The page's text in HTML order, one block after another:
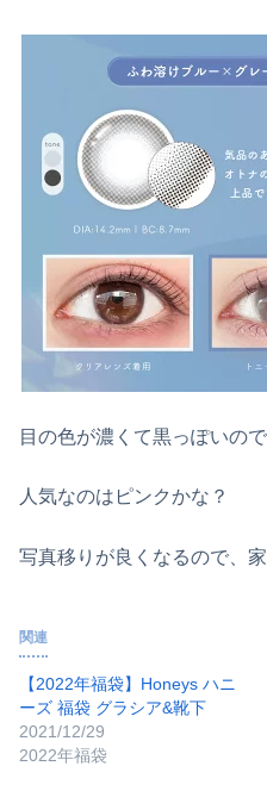
目の色が濃くて黒っぽいの
人気なのはピンクかな？
写真移りが良くなるので、
関連
【2022年福袋】Honeys ハニ
ーズ 福袋 グラシア&靴下
2021/12/29
2022年福袋